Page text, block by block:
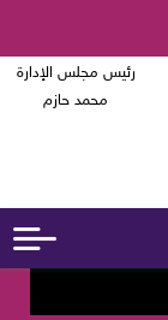
رئيس مجلس الإدارة
محمد حازم